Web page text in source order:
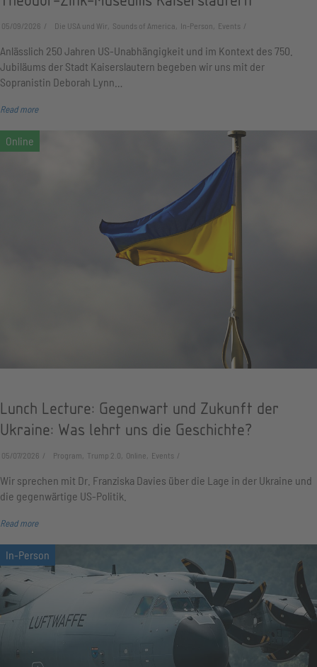
05/09/2026 Die USA und Wir, Sounds of America, In-Person, Events
Anlässlich 250 Jahren US-Unabhängigkeit und im Kontext des 750.
Jubiläums der Stadt Kaiserslautern begeben wir uns mit der
Sopranistin Deborah Lynn…
Read more
Lunch Lecture: Gegenwart und Zukunft der
Ukraine: Was lehrt uns die Geschichte?
05/07/2026 Program, Trump 2.0, Online, Events
Wir sprechen mit Dr. Franziska Davies über die Lage in der Ukraine und
die gegenwärtige US-Politik.
Read more